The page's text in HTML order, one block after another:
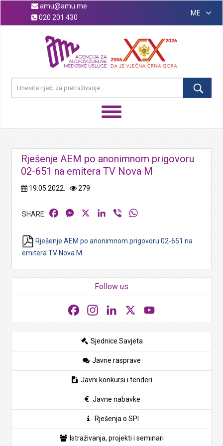
amu@amu.me
020 201 430
ME
Rješenje AEM po anonimnom prigovoru
02-651 na emitera TV Nova M
19.05.2022. 279
FacebookMessengerLinkedIn
Viber
Rješenje AEM po anonimnom prigovoru 02-651 na
emitera TV Nova M
Follow us
FacebookInstagramLinkedIn
Sjednice Savjeta
Javne rasprave
Javni konkursi i tenderi
Javne nabavke
Rješenja o SPI
Istraživanja, projekti i seminari